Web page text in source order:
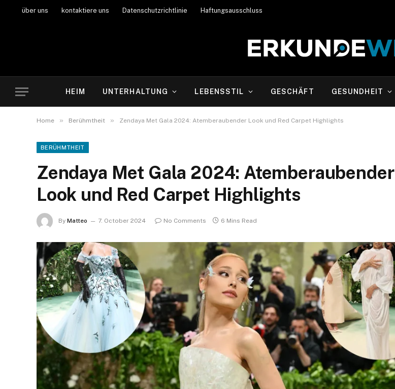
über uns kontaktiere uns Datenschutzrichtlinie Haftungsausschluss
HEIM UNTERHALTUNG LEBENSSTIL GESCHÄFT GESUNDHEIT
Home » Berühmtheit » Zendaya Met Gala 2024: Atemberaubender Look und Red Carpet Highlights
BERÜHMTHEIT
Zendaya Met Gala 2024: Atemberaubender
Look und Red Carpet Highlights
By Matteo 7. October 2024 No Comments 6 Mins Read